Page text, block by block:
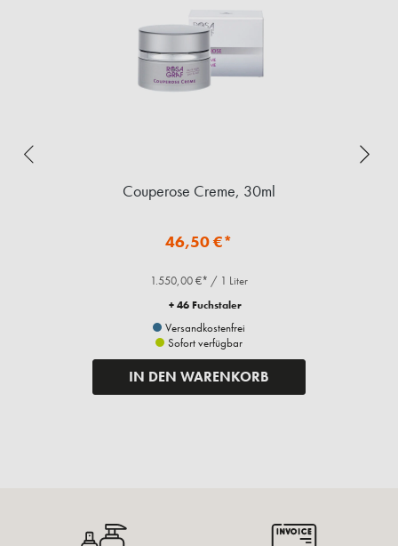
Couperose Creme, 30ml
46,50 €*
1.550,00 €* / 1 Liter
+ 46 Fuchstaler
Versandkostenfrei
Sofort verfügbar
IN DEN WARENKORB